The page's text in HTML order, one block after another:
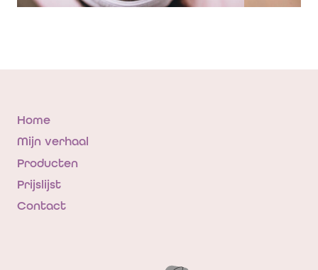
Home
Mijn verhaal
Producten
Prijslijst
Contact